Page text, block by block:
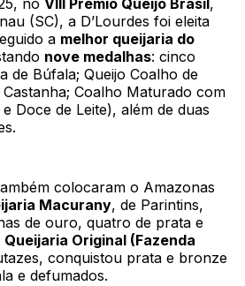
no VIII Prêmio Queijo Brasil,
(SC), a D’Lourdes foi eleita
a melhor queijaria do
nove medalhas: cinco
de Búfala; Queijo Coalho de
Coalho Maturado com
Doce de Leite), além de duas
colocaram o Amazonas
Macurany, de Parintins,
de ouro, quatro de prata e
Queijaria Original (Fazenda
conquistou prata e bronze
e defumados.